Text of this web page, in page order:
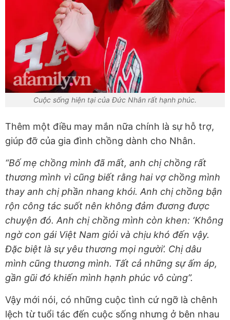
Cuộc sống hiện tại của Đức Nhân rất hạnh phúc.
Thêm một điều may mắn nữa chính là sự hỗ trợ,
giúp đỡ của gia đình chồng dành cho Nhân.
“Bố mẹ chồng mình đã mất, anh chị chồng rất
thương mình vì cũng biết rằng hai vợ chồng mình
thay anh chị phần nhang khói. Anh chị chồng bận
rộn công tác suốt nên không đảm đương được
chuyện đó. Anh chị chồng mình còn khen: ‘Không
ngờ con gái Việt Nam giỏi và chịu khó đến vậy.
Đặc biệt là sự yêu thương mọi người’. Chị dâu
mình cũng thương mình. Tất cả những sự ấm áp,
gần gũi đó khiến mình hạnh phúc vô cùng”.
Vậy mới nói, có những cuộc tình cứ ngỡ là chênh
lệch từ tuổi tác đến cuộc sống nhưng ở bên nhau